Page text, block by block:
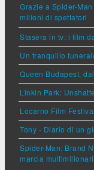
Grazie a Spider-
milioni di spettatori
Stasera in tv: i film
Un tranquillo
Queen Budapest,
Linkin Park:
Locarno Film
Tony - Diario di un
Spider-Man: Brand
marcia